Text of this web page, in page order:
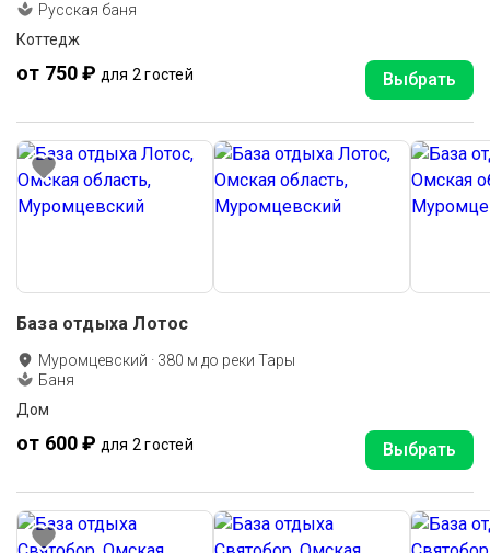
Русская баня
Коттедж
от 750 ₽ для 2 гостей Выбрать
База отдыха Лотос
Муромцевский · 380 м до реки Тары
Баня
Дом
от 600 ₽ для 2 гостей Выбрать